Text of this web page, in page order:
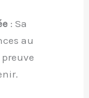
: Sa
au